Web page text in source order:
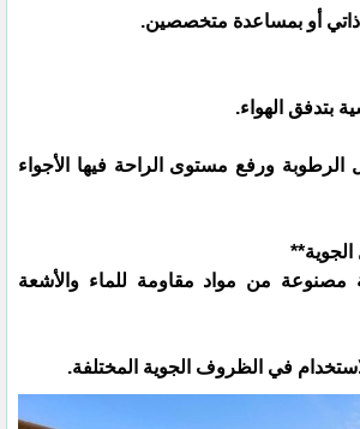
أو بمساعدة متخصصين.
بتدفق الهواء.
ورفع مستوى الراحة فيها الأجواء
مصنوعة من مواد مقاومة للماء والأشعة
في الظروف الجوية المختلفة.